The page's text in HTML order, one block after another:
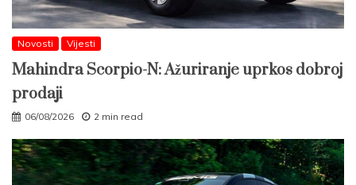
Novosti Vijesti
Mahindra Scorpio-N: Ažuriranje uprkos dobroj
prodaji
06/08/2026 2 min read